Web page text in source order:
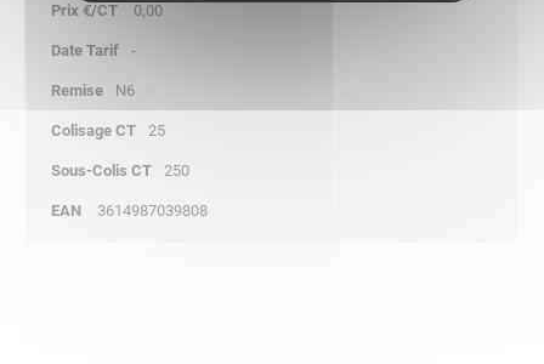
0,00
-
N6
25
250
3614987039808